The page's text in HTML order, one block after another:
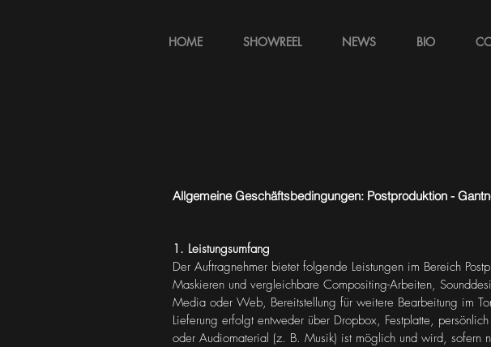
HOME SHOWREEL NEWS BIO
Allgemeine Geschäftsbedingungen: Postproduktion -
1. Leistungsumfang
Der Auftragnehmer bietet folgende Leistungen im Bereich
Maskieren und vergleichbare Compositing-Arbeiten,
Media oder Web, Bereitstellung für weitere Bearbeitung im
Lieferung erfolgt entweder über Dropbox, Festplatte,
oder Audiomaterial (z. B. Musik) ist möglich und wird, sofern